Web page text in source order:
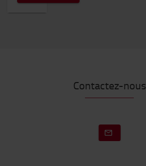
Contactez-nous